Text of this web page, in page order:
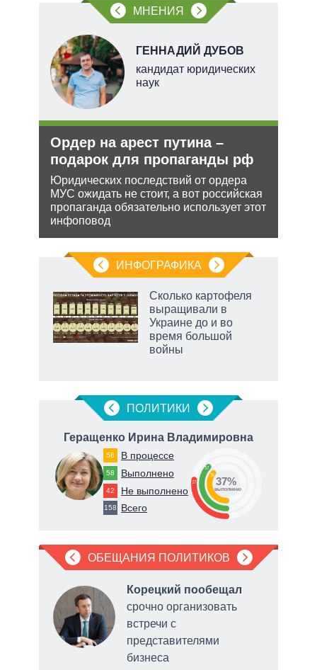
МНЕНИЯ
ГЕННАДИЙ ДУБОВ
кандидат юридических
наук
Ордер на арест путина –
подарок для пропаганды рф
Юридических последствий от ордера
МУС ожидать не стоит, а вот российская
пропаганда обязательно использует этот
инфоповод
ИНФОГРАФИКА
Сколько картофеля
выращивали в
Украине до и во
время большой
войны
ПОЛИТИКИ
Геращенко Ирина Владимировна
58 В процессе
58 Выполнено
42 Не выполнено
158 Всего
27
37
36
37%
выполнено
ОБЕЩАНИЯ ПОЛИТИКОВ
Корецкий пообещал
срочно организовать
встречи с
представителями
бизнеса